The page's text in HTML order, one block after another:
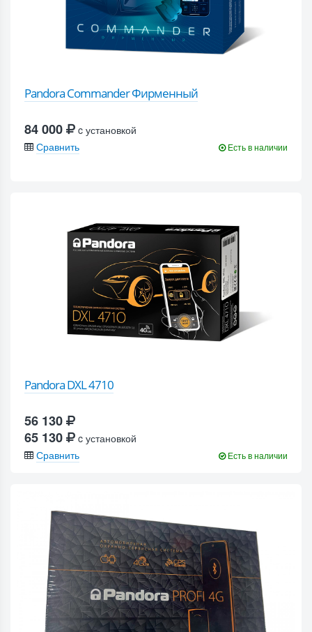
Pandora Commander Фирменный
84 000
c установкой
Сравнить
Есть в наличии
Pandora DXL 4710
56 130
65 130
c установкой
Сравнить
Есть в наличии